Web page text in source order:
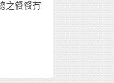
之餐餐有